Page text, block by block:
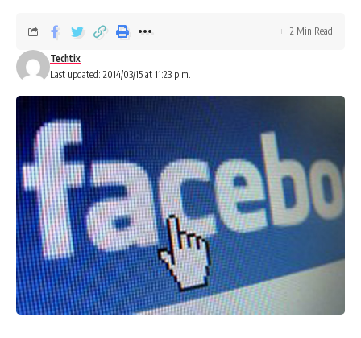
Last updated: 2014/03/15 at 11:23 p.m.
Techtix
2 Min Read